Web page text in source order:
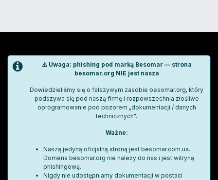
⚠️ Uwaga: phishing pod marką Besomar — strona
besomar.org NIE jest nasza
Dowiedzieliśmy się o fałszywym zasobie besomar.org, który
podszywa się pod naszą firmę i rozpowszechnia złośliwe
oprogramowanie pod pozorem „dokumentacji / danych
technicznych".
Ważne:
Naszą jedyną oficjalną stroną jest besomar.com.ua.
Domena besomar.org nie należy do nas i jest witryną
phishingową.
Nigdy nie udostępniamy dokumentacji w postaci